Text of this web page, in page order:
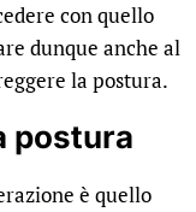
con quello
dunque anche al
la postura.
postura
è quello